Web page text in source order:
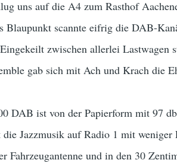
uns auf die A4 zum Rasthof
Blaupunkt scannte eifrig die DAB-
zwischen allerlei Lastwagen
gab sich mit Ach und Krach die
DAB ist von der Papierform mit 97
Jazzmusik auf Radio 1 mit weniger
Fahrzeugantenne und in den 30